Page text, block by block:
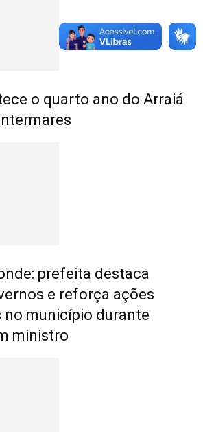
o quarto ano do Arraiá
prefeita destaca
e reforça ações
no município durante
ministro